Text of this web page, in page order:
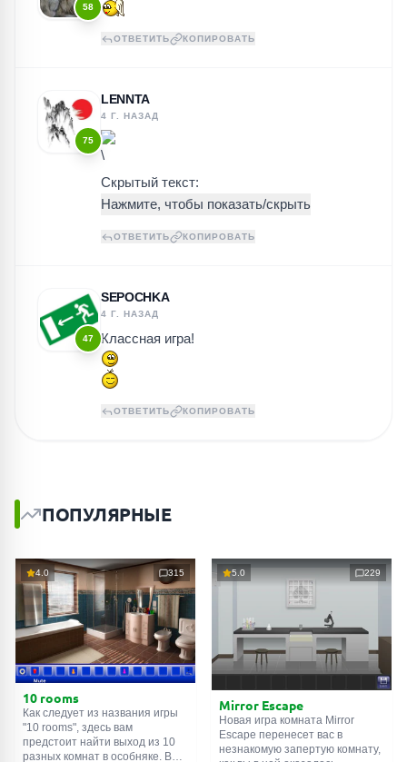
58
ОТВЕТИТЬ КОПИРОВАТЬ
75
LENNTA
4 Г. НАЗАД
\
Скрытый текст:
ОТВЕТИТЬ КОПИРОВАТЬ
47
SEPOCHKA
4 Г. НАЗАД
Классная игра!
ОТВЕТИТЬ КОПИРОВАТЬ
ПОПУЛЯРНЫЕ
4.0 315
10 rooms
Как следует из названия игры
"10 rooms", здесь вам
предстоит найти выход из 10
разных комнат в особняке. В
5.0 229
Mirror Escape
Новая игра комната Mirror
Escape перенесет вас в
незнакомую запертую комнату,